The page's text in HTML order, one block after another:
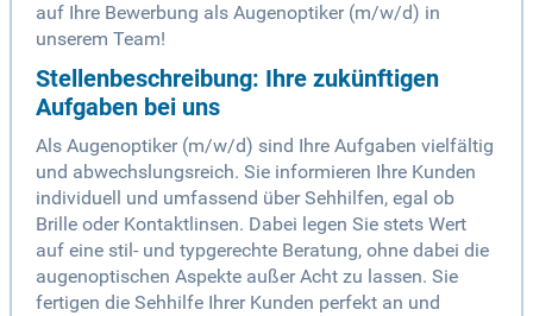
auf Ihre Bewerbung als Augenoptiker (m/w/d) in
unserem Team!
Stellenbeschreibung: Ihre zukünftigen
Aufgaben bei uns
Als Augenoptiker (m/w/d) sind Ihre Aufgaben vielfältig
und abwechslungsreich. Sie informieren Ihre Kunden
individuell und umfassend über Sehhilfen, egal ob
Brille oder Kontaktlinsen. Dabei legen Sie stets Wert
auf eine stil- und typgerechte Beratung, ohne dabei die
augenoptischen Aspekte außer Acht zu lassen. Sie
fertigen die Sehhilfe Ihrer Kunden perfekt an und